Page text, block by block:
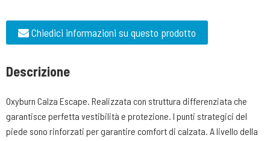
Chiedici informazioni su questo prodotto
Descrizione
Oxyburn Calza Escape. Realizzata con struttura differenziata che
garantisce perfetta vestibilità e protezione. I punti strategici del
piede sono rinforzati per garantire comfort di calzata. A livello della